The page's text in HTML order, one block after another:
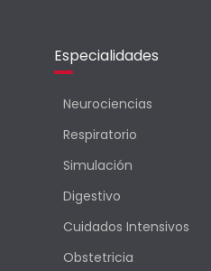
Especialidades
Neurociencias
Respiratorio
Simulación
Digestivo
Cuidados Intensivos
Obstetricia